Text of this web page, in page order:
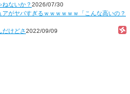
ないか？2026/07/30
がヤバすぎるｗｗｗｗｗｗ「こんな高いの？
だけどさ2022/09/09